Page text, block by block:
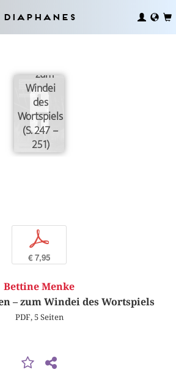
Diaphanes
– zum
Windei
des
Wortspiels
(S. 247 –
251)
p
€ 7,95
Bettine Menke
– zum Windei des Wortspiels
PDF, 5 Seiten